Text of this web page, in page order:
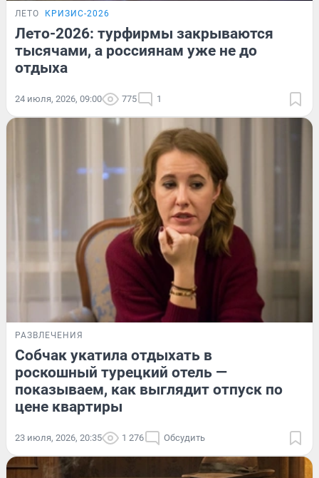
ЛЕТО КРИЗИС-2026
Лето-2026: турфирмы закрываются
тысячами, а россиянам уже не до
отдыха
24 июля, 2026, 09:00 775 1
РАЗВЛЕЧЕНИЯ
Собчак укатила отдыхать в
роскошный турецкий отель —
показываем, как выглядит отпуск по
цене квартиры
23 июля, 2026, 20:35 1 276 Обсудить